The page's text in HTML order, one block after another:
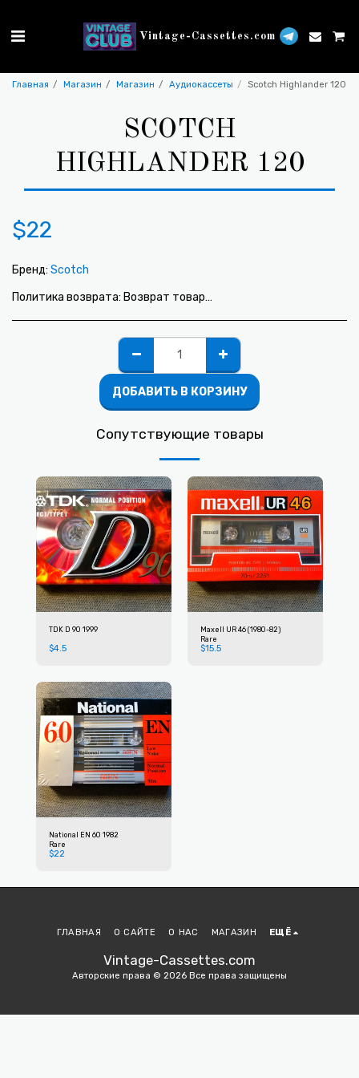
Vintage-Cassettes.com
Главная Магазин Магазин Аудиокассеты Scotch Highlander 120
SCOTCH
HIGHLANDER 120
$22
Бренд: Scotch
Политика возврата: Возврат товара не предусмотрен.
ДОБАВИТЬ В КОРЗИНУ
Сопутствующие товары
TDK D 90 1999
$4.5
Maxell UR 46 (1980-82)
Rare
$15.5
National EN 60 1982
Rare
$22
Vintage-Cassettes.com
Авторские права © 2026 Все права защищены
ГЛАВНАЯ О САЙТЕ О НАС МАГАЗИН ЕЩЁ